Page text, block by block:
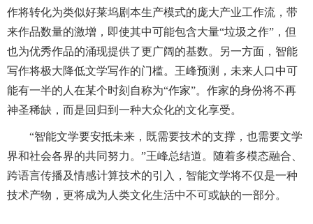
作将转化为类似好莱坞剧本生产模式的庞大产业工作流，带
来作品数量的激增，即使其中可能包含大量“垃圾之作”，但
也为优秀作品的涌现提供了更广阔的基数。另一方面，智能
写作将极大降低文学写作的门槛。王峰预测，未来人口中可
能有一半的人在某个时刻自称为“作家”。作家的身份将不再
神圣稀缺，而是回归到一种大众化的文化享受。
“智能文学要安抵未来，既需要技术的支撑，也需要文学
界和社会各界的共同努力。”王峰总结道。随着多模态融合、
跨语言传播及情感计算技术的引入，智能文学将不仅是一种
技术产物，更将成为人类文化生活中不可或缺的一部分。